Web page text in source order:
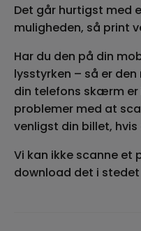
Det går hurtigst med
muligheden, så print
Har du den på din
lysstyrken – så er
din telefons skærm er
problemer med at
venligst din billet,
Vi kan ikke scanne et
download det i